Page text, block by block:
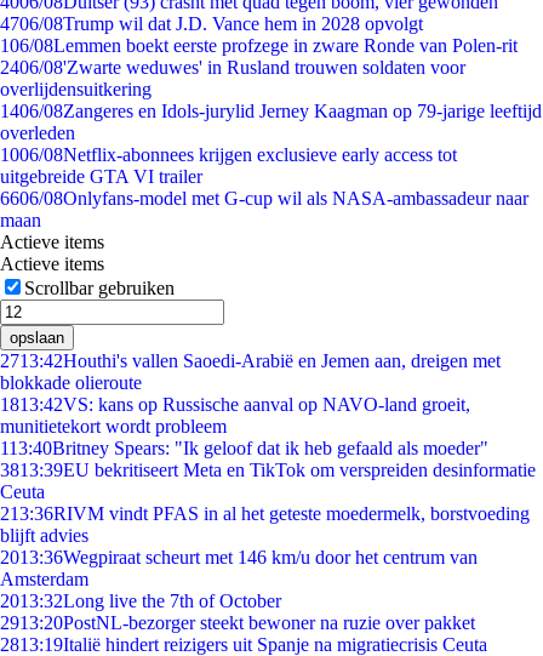
4706/08Trump wil dat J.D. Vance hem in 2028 opvolgt
106/08Lemmen boekt eerste profzege in zware Ronde van Polen-rit
2406/08'Zwarte weduwes' in Rusland trouwen soldaten voor
overlijdensuitkering
1406/08Zangeres en Idols-jurylid Jerney Kaagman op 79-jarige leeftijd
overleden
1006/08Netflix-abonnees krijgen exclusieve early access tot
uitgebreide GTA VI trailer
6606/08Onlyfans-model met G-cup wil als NASA-ambassadeur naar
maan
Actieve items
Actieve items
Scrollbar gebruiken
opslaan
2713:42Houthi's vallen Saoedi-Arabië en Jemen aan, dreigen met
blokkade olieroute
1813:42VS: kans op Russische aanval op NAVO-land groeit,
munitietekort wordt probleem
113:40Britney Spears: "Ik geloof dat ik heb gefaald als moeder"
3813:39EU bekritiseert Meta en TikTok om verspreiden desinformatie
Ceuta
213:36RIVM vindt PFAS in al het geteste moedermelk, borstvoeding
blijft advies
2013:36Wegpiraat scheurt met 146 km/u door het centrum van
Amsterdam
2013:32Long live the 7th of October
2913:20PostNL-bezorger steekt bewoner na ruzie over pakket
2813:19Italië hindert reizigers uit Spanje na migratiecrisis Ceuta